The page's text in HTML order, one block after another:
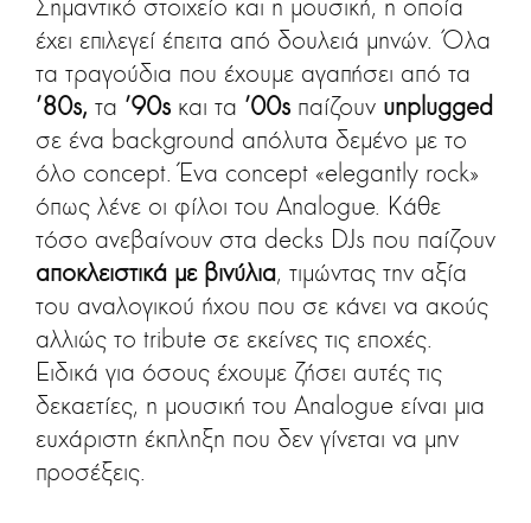
Σημαντικό στοιχείο και η μουσική, η οποία
έχει επιλεγεί έπειτα από δουλειά μηνών. Όλα
τα τραγούδια που έχουμε αγαπήσει από τα
’80s, τα ’90s και τα ’00s παίζουν unplugged
σε ένα background απόλυτα δεμένο με το
όλο concept. Ένα concept «elegantly rock»
όπως λένε οι φίλοι του Analogue. Κάθε
τόσο ανεβαίνουν στα decks DJs που παίζουν
αποκλειστικά με βινύλια, τιμώντας την αξία
του αναλογικού ήχου που σε κάνει να ακούς
αλλιώς το tribute σε εκείνες τις εποχές.
Ειδικά για όσους έχουμε ζήσει αυτές τις
δεκαετίες, η μουσική του Analogue είναι μια
ευχάριστη έκπληξη που δεν γίνεται να μην
προσέξεις.